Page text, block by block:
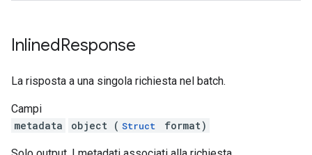
InlinedResponse
La risposta a una singola richiesta nel batch.
Campi
metadata
object ( Struct format)